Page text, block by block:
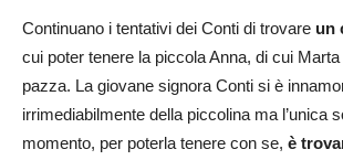
Continuano i tentativi dei Conti di trovare un
cui poter tenere la piccola Anna, di cui
pazza. La giovane signora Conti si è
irrimediabilmente della piccolina ma l’unica
momento, per poterla tenere con se, è